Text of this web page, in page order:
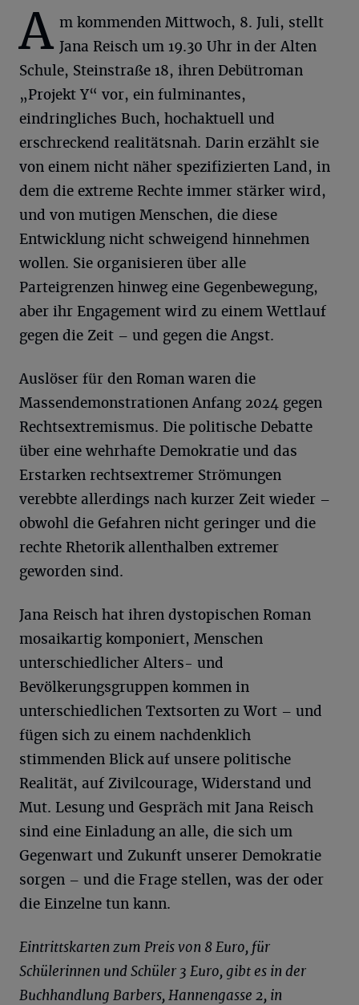
A m kommenden Mittwoch, 8. Juli, stellt
Jana Reisch um 19.30 Uhr in der Alten
Schule, Steinstraße 18, ihren Debütroman
„Projekt Y“ vor, ein fulminantes,
eindringliches Buch, hochaktuell und
erschreckend realitätsnah. Darin erzählt sie
von einem nicht näher spezifizierten Land, in
dem die extreme Rechte immer stärker wird,
und von mutigen Menschen, die diese
Entwicklung nicht schweigend hinnehmen
wollen. Sie organisieren über alle
Parteigrenzen hinweg eine Gegenbewegung,
aber ihr Engagement wird zu einem Wettlauf
gegen die Zeit – und gegen die Angst.
Auslöser für den Roman waren die
Massendemonstrationen Anfang 2024 gegen
Rechtsextremismus. Die politische Debatte
über eine wehrhafte Demokratie und das
Erstarken rechtsextremer Strömungen
verebbte allerdings nach kurzer Zeit wieder –
obwohl die Gefahren nicht geringer und die
rechte Rhetorik allenthalben extremer
geworden sind.
Jana Reisch hat ihren dystopischen Roman
mosaikartig komponiert, Menschen
unterschiedlicher Alters- und
Bevölkerungsgruppen kommen in
unterschiedlichen Textsorten zu Wort – und
fügen sich zu einem nachdenklich
stimmenden Blick auf unsere politische
Realität, auf Zivilcourage, Widerstand und
Mut. Lesung und Gespräch mit Jana Reisch
sind eine Einladung an alle, die sich um
Gegenwart und Zukunft unserer Demokratie
sorgen – und die Frage stellen, was der oder
die Einzelne tun kann.
Eintrittskarten zum Preis von 8 Euro, für
Schülerinnen und Schüler 3 Euro, gibt es in der
Buchhandlung Barbers, Hannengasse 2, in